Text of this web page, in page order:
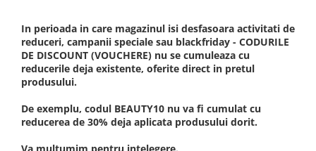
In perioada in care magazinul isi desfasoara activitati de
reduceri, campanii speciale sau blackfriday - CODURILE
DE DISCOUNT (VOUCHERE) nu se cumuleaza cu
reducerile deja existente, oferite direct in pretul
produsului.
De exemplu, codul BEAUTY10 nu va fi cumulat cu
reducerea de 30% deja aplicata produsului dorit.
Va multumim pentru intelegere.